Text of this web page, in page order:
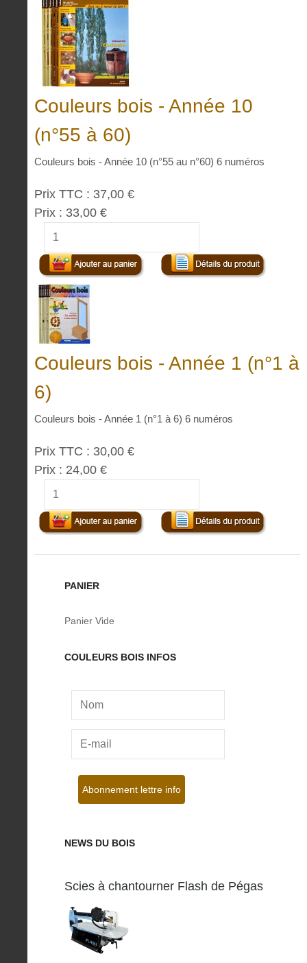
Couleurs bois - Année 10
(n°55 à 60)
Couleurs bois - Année 10 (n°55 au n°60) 6 numéros
Prix TTC : 37,00 €
Prix : 33,00 €
Couleurs bois - Année 1 (n°1 à
6)
Couleurs bois - Année 1 (n°1 à 6) 6 numéros
Prix TTC : 30,00 €
Prix : 24,00 €
PANIER
Panier Vide
COULEURS BOIS INFOS
NEWS DU BOIS
Scies à chantourner Flash de Pégas